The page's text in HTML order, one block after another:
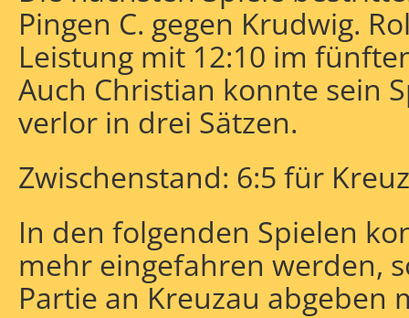
Pingen C. gegen Krudwig.
Leistung mit 12:10 im
Auch Christian konnte sein
verlor in drei Sätzen.
Zwischenstand: 6:5 für
In den folgenden Spielen
mehr eingefahren werden,
Partie an Kreuzau abgeben